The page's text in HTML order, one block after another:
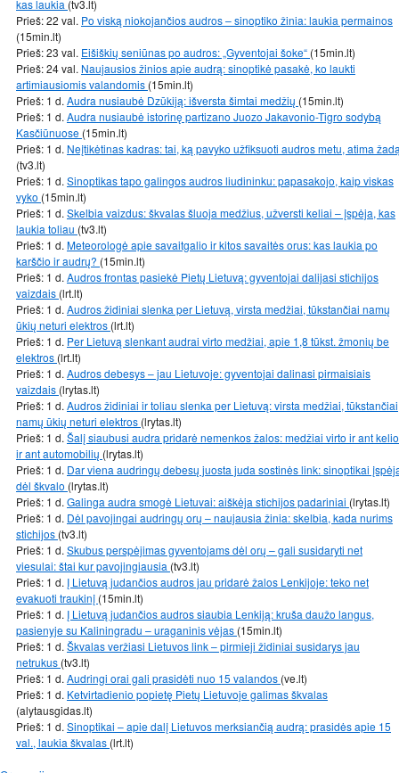
kas laukia (tv3.lt)
Prieš: 22 val. Po viską niokojančios audros – sinoptiko žinia: laukia permainos
(15min.lt)
Prieš: 23 val. Eišiškių seniūnas po audros: „Gyventojai šoke“ (15min.lt)
Prieš: 24 val. Naujausios žinios apie audrą: sinoptikė pasakė, ko laukti
artimiausiomis valandomis (15min.lt)
Prieš: 1 d. Audra nusiaubė Dzūkiją: išversta šimtai medžių (15min.lt)
Prieš: 1 d. Audra nusiaubė istorinę partizano Juozo Jakavonio-Tigro sodybą
Kasčiūnuose (15min.lt)
Prieš: 1 d. Neįtikėtinas kadras: tai, ką pavyko užfiksuoti audros metu, atima
(tv3.lt)
Prieš: 1 d. Sinoptikas tapo galingos audros liudininku: papasakojo, kaip viskas
vyko (15min.lt)
Prieš: 1 d. Skelbia vaizdus: škvalas šluoja medžius, užversti keliai – įspėja, kas
laukia toliau (tv3.lt)
Prieš: 1 d. Meteorologė apie savaitgalio ir kitos savaitės orus: kas laukia po
karščio ir audrų? (15min.lt)
Prieš: 1 d. Audros frontas pasiekė Pietų Lietuvą: gyventojai dalijasi stichijos
vaizdais (lrt.lt)
Prieš: 1 d. Audros židiniai slenka per Lietuvą, virsta medžiai, tūkstančiai namų
ūkių neturi elektros (lrt.lt)
Prieš: 1 d. Per Lietuvą slenkant audrai virto medžiai, apie 1,8 tūkst. žmonių be
elektros (lrt.lt)
Prieš: 1 d. Audros debesys – jau Lietuvoje: gyventojai dalinasi pirmaisiais
vaizdais (lrytas.lt)
Prieš: 1 d. Audros židiniai ir toliau slenka per Lietuvą: virsta medžiai, tūkstančiai
namų ūkių neturi elektros (lrytas.lt)
Prieš: 1 d. Šalį siaubusi audra pridarė nemenkos žalos: medžiai virto ir ant
ir ant automobilių (lrytas.lt)
Prieš: 1 d. Dar viena audringų debesų juosta juda sostinės link: sinoptikai
dėl škvalo (lrytas.lt)
Prieš: 1 d. Galinga audra smogė Lietuvai: aiškėja stichijos padariniai (lrytas.lt)
Prieš: 1 d. Dėl pavojingai audringų orų – naujausia žinia: skelbia, kada nurims
stichijos (tv3.lt)
Prieš: 1 d. Skubus perspėjimas gyventojams dėl orų – gali susidaryti net
viesulai: štai kur pavojingiausia (tv3.lt)
Prieš: 1 d. Į Lietuvą judančios audros jau pridarė žalos Lenkijoje: teko net
evakuoti traukinį (15min.lt)
Prieš: 1 d. Į Lietuvą judančios audros siaubia Lenkiją: kruša daužo langus,
pasienyje su Kaliningradu – uraganinis vėjas (15min.lt)
Prieš: 1 d. Škvalas veržiasi Lietuvos link – pirmieji židiniai susidarys jau
netrukus (tv3.lt)
Prieš: 1 d. Audringi orai gali prasidėti nuo 15 valandos (ve.lt)
Prieš: 1 d. Ketvirtadienio popietę Pietų Lietuvoje galimas škvalas
(alytausgidas.lt)
Prieš: 1 d. Sinoptikai – apie dalį Lietuvos merksiančią audrą: prasidės apie 15
val., laukia škvalas (lrt.lt)